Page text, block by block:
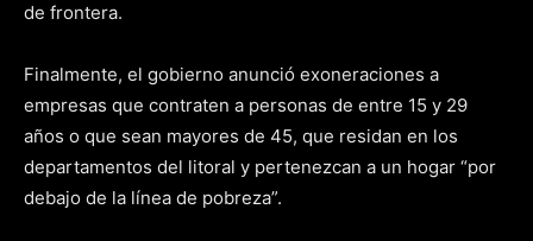
de frontera.
Finalmente, el gobierno anunció exoneraciones a
empresas que contraten a personas de entre 15 y 29
años o que sean mayores de 45, que residan en los
departamentos del litoral y pertenezcan a un hogar “por
debajo de la línea de pobreza”.